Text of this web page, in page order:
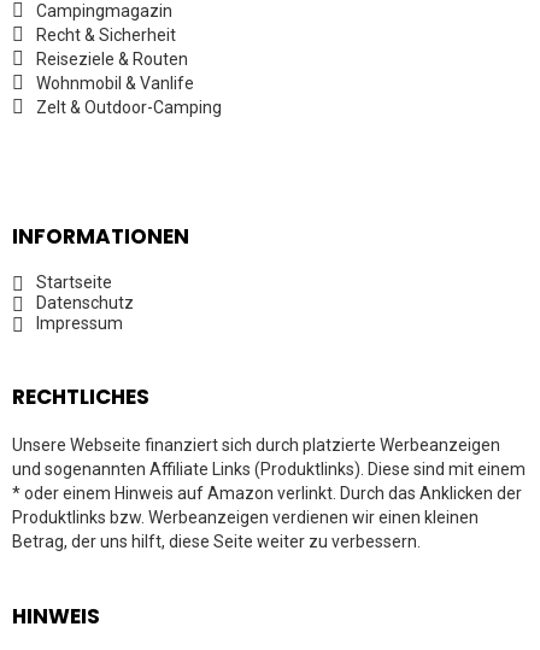
Campingmagazin
Recht & Sicherheit
Reiseziele & Routen
Wohnmobil & Vanlife
Zelt & Outdoor-Camping
INFORMATIONEN
Startseite
Datenschutz
Impressum
RECHTLICHES
Unsere Webseite finanziert sich durch platzierte Werbeanzeigen
und sogenannten Affiliate Links (Produktlinks). Diese sind mit einem
* oder einem Hinweis auf Amazon verlinkt. Durch das Anklicken der
Produktlinks bzw. Werbeanzeigen verdienen wir einen kleinen
Betrag, der uns hilft, diese Seite weiter zu verbessern.
HINWEIS